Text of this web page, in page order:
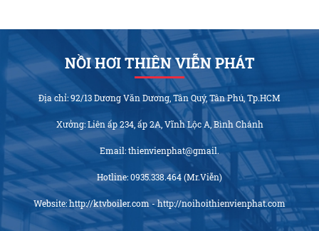
NỒI HƠI THIÊN VIỄN PHÁT
Địa chỉ: 92/13 Dương Văn Dương, Tân Quý, Tân Phú, Tp.HCM
Xưởng: Liên ấp 234, ấp 2A, Vĩnh Lộc A, Bình Chánh
Email: thienvienphat@gmail.
Hotline: 0935.338.464 (Mr.Viễn)
Website: http://ktvboiler.com - http://noihoithienvienphat.com